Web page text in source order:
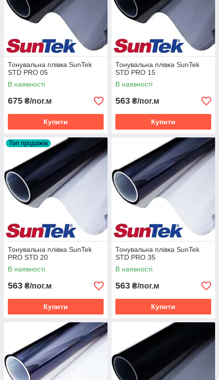
Тонувальна плівка SunTek
STD PRO 05
В наявності
675 ₴/пог.м
Купити
Тонувальна плівка SunTek
STD PRO 15
В наявності
563 ₴/пог.м
Купити
Топ продажів
Тонувальна плівка SunTek
PRO STD 20
В наявності
563 ₴/пог.м
Купити
Тонувальна плівка SunTek
STD PRO 35
В наявності
563 ₴/пог.м
Купити